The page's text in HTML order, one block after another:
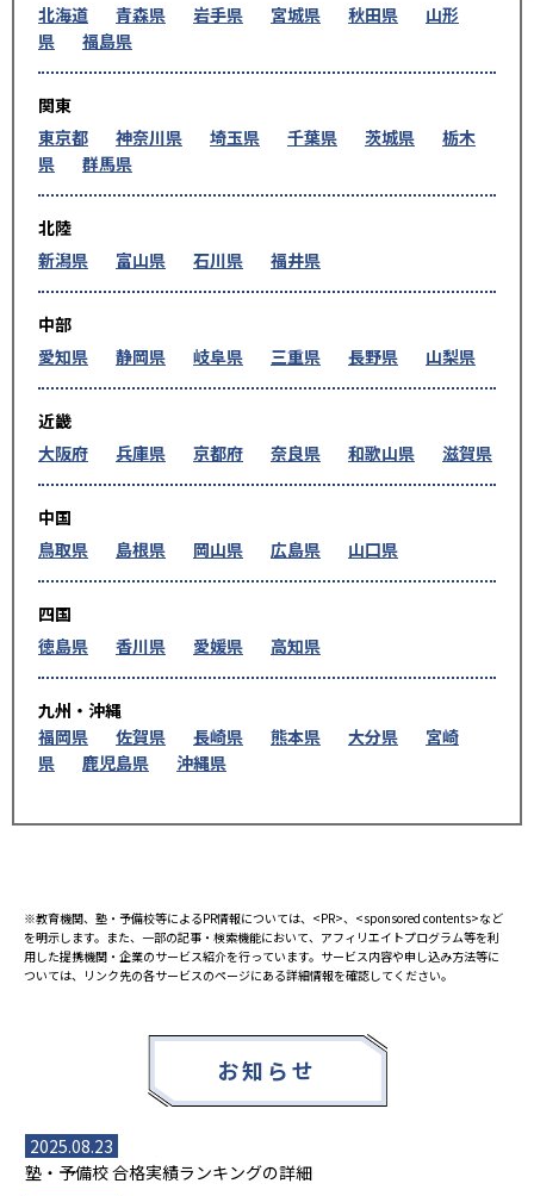
北海道
青森県 岩手県 宮城県 秋田県
山形
県
福島県
関東
東京都
神奈川県 埼玉県 千葉県 茨城県
栃木
県
群馬県
北陸
新潟県
富山県 石川県 福井県
中部
愛知県
静岡県 岐阜県 三重県 長野県 山梨県
近畿
大阪府
兵庫県 京都府 奈良県 和歌山県 滋賀県
中国
鳥取県
島根県 岡山県 広島県 山口県
四国
徳島県
香川県 愛媛県 高知県
九州・沖縄
福岡県
佐賀県 長崎県 熊本県 大分県
宮崎
県
鹿児島県 沖縄県
※教育機関、塾・予備校等によるPR情報については、<PR>、<sponsored contents>など
を明示します。また、一部の記事・検索機能において、アフィリエイトプログラム等を利
用した提携機関・企業のサービス紹介を行っています。サービス内容や申し込み方法等に
ついては、リンク先の各サービスのページにある詳細情報を確認してください。
お知らせ
2025.08.23
塾・予備校 合格実績ランキングの詳細